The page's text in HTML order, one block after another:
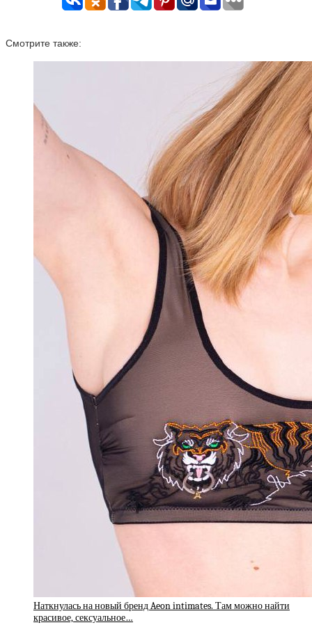
Смотрите также:
Наткнулась на новый бренд Aeon intimates. Там можно найти
красивое, сексуальное…